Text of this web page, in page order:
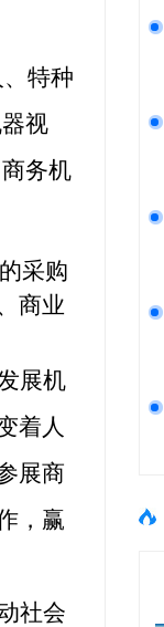
特种
视
务机
采购
商业
展机
着人
展商
，赢
社会